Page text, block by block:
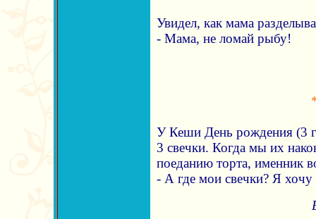
Увидел, как мама
- Мама, не ломай рыбу!
У Кеши День рождения (3
3 свечки. Когда мы их
поеданию торта, именник
- А где мои свечки? Я